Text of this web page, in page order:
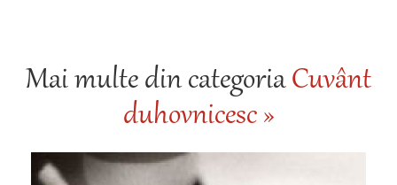
Mai multe din categoriaCuvânt
duhovnicesc »